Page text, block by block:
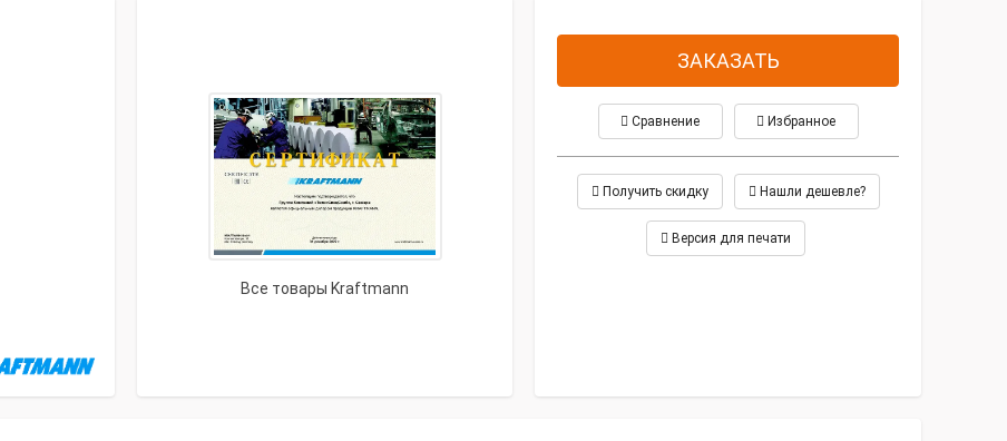
Все товары Kraftmann
ЗАКАЗАТЬ
Сравнение Избранное
Получить скидку Нашли дешевле?
Версия для печати